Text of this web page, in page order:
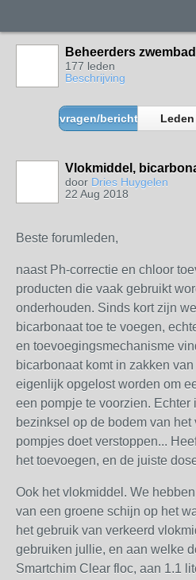
Beheerders
177 leden
Beschrijving
vragen/berichten Leden
Vlokmiddel,
door Dries Huygelen
22 Aug 2018
Beste forumleden,
naast Ph-correctie en chloor
producten die vaak gebruikt
onderhouden. Sinds kort zijn
bicarbonaat toe te voegen,
en toevoegingsmechanisme
bicarbonaat komt in zakken
eigenlijk opgelost worden om
een pompje te voorzien. Echter
bezinksel op de bodem van
pompjes doet verstoppen...
het toevoegen, en de juiste
Ook het vlokmiddel. We
van een groene schijn op het
het gebruik van verkeerd
gebruiken jullie, en aan welke
Smartchim Clear floc, aan 1.1